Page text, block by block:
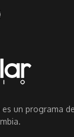
un programa